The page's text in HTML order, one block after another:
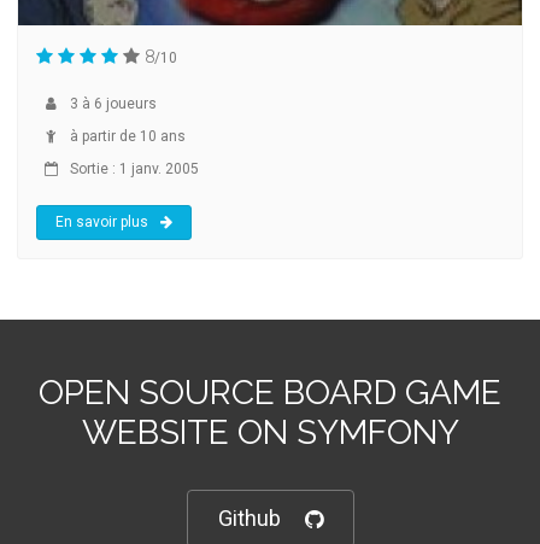
8/10
3 à 6 joueurs
à partir de 10 ans
Sortie : 1 janv. 2005
En savoir plus
OPEN SOURCE BOARD GAME
WEBSITE ON SYMFONY
Github